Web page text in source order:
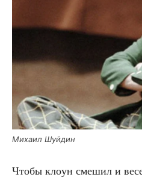
Миха­ил Шуйдин
Что­бы кло­ун сме­шил и